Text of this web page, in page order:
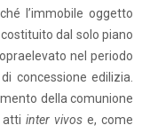
l’immobile oggetto
dal solo piano
nel periodo
concessione edilizia.
della comunione
attiinter vivose, come